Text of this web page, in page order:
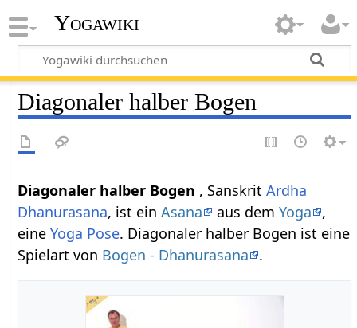
Yogawiki
Diagonaler halber Bogen
Diagonaler halber Bogen , SanskritArdha
Dhanurasana, ist einAsana aus demYoga
,
eineYoga Pose. Diagonaler halber Bogen ist eine
Spielart von Bogen - Dhanurasana .